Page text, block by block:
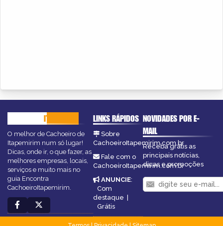
ITAPEMIRIM
O melhor de Cachoeiro de
Itapemirim num só lugar!
Dicas, onde ir, o que fazer, as
melhores empresas, locais,
serviços e muito mais no
guia Encontra
CachoeiroItapemirim.
LINKS RÁPIDOS
Sobre
CachoeiroItapemirim.com.br
Fale com o
CachoeiroItapemirim.com.br
ANUNCIE:
Com
destaque |
Grátis
NOVIDADES POR E-
MAIL
Receba grátis as
principais notícias,
dicas e promoções